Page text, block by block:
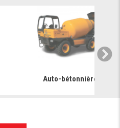
Auto-bétonnière